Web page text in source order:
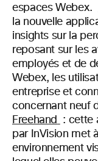
espaces Webex.
la nouvelle
insights sur la
reposant sur les
employés et de
Webex, les
entreprise et
concernant neuf
Freehand
: cette
par InVision met
environnement